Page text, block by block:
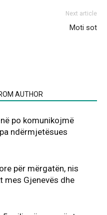
Next article
Moti sot
AUTHOR
po komunikojmë
ndërmjetësues
për mërgatën, nis
mes Gjenevës dhe